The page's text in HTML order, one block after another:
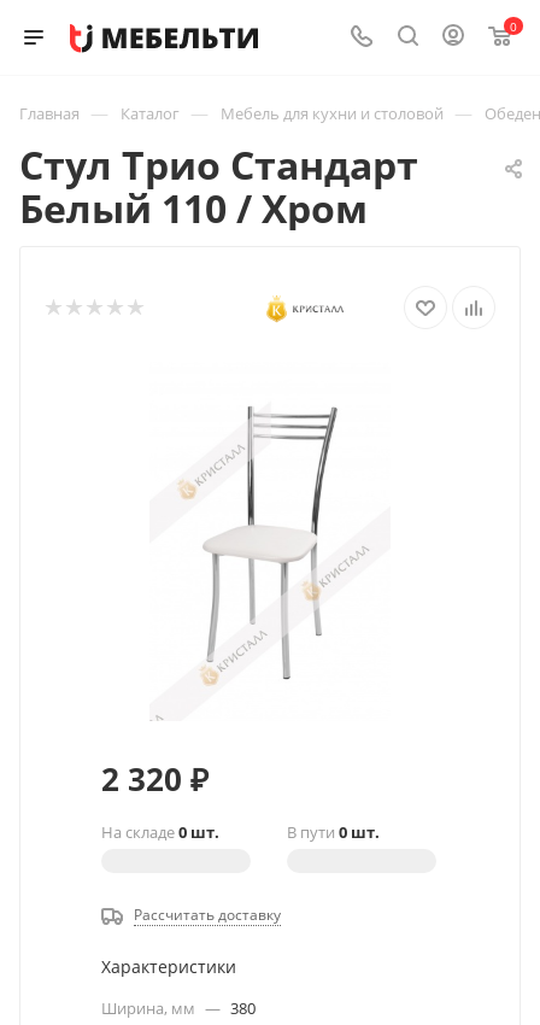
0
Главная — Каталог — Мебель для кухни и столовой —
Стул Трио Стандарт
Белый 110 / Хром
2 320 ₽
На складе0 шт. В пути 0 шт.
Рассчитать доставку
Характеристики
Ширина, мм — 380